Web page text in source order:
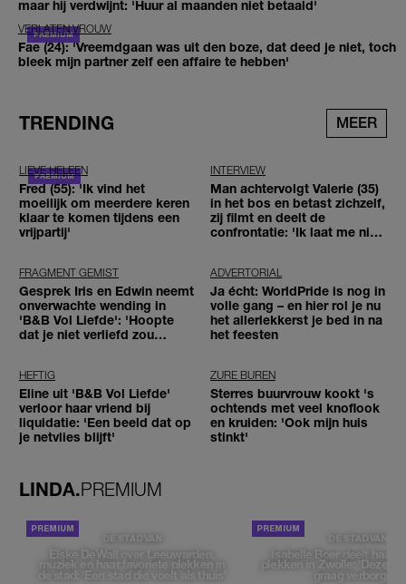
maar hij verdwijnt: 'Huur al maanden niet betaald'
VERLATEN VROUW
Fae (24): 'Vreemdgaan was uit den boze, dat deed je niet, toch
bleek mijn partner zelf een affaire te hebben'
TRENDING MEER
LIEVE HELEEN
Fred (55): 'Ik vind het
moeilijk om meerdere keren
klaar te komen tijdens een
vrijpartij'
INTERVIEW
Man achtervolgt Valerie (35)
in het bos en betast zichzelf,
zij filmt en deelt de
confrontatie: 'Ik laat me niet
FRAGMENT GEMIST
Gesprek Iris en Edwin neemt
onverwachte wending in
'B&B Vol Liefde': 'Hoopte
dat je niet verliefd zou
ADVERTORIAL
Ja écht: WorldPride is nog in
volle gang – en hier rol je nu
het allerlekkerst je bed in na
het feesten
HEFTIG
Eline uit 'B&B Vol Liefde'
verloor haar vriend bij
liquidatie: 'Een beeld dat op
je netvlies blijft'
ZURE BUREN
Sterres buurvrouw kookt 's
ochtends met veel knoflook
en kruiden: 'Ook mijn huis
stinkt'
LINDA.PREMIUM
DE STAD VAN
Elske DeWall over Leeuwarden,
muziek en haar favoriete plekken in
de stad: 'Een stad die voelt als thuis'
DE STAD VAN
Isabelle Boer deelt haar
plekken in Zwolle: 'Deze
graag verborgen'